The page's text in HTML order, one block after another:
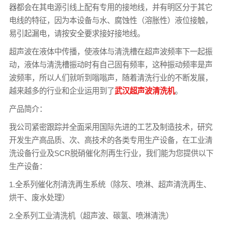
器都会在其电源引线上配有专用的接地线，并有明区分于其它
电线的特征，因为本设备与水、腐蚀性（溶胀性）液位接触，
易引起漏电，请按安全要求接好接地线。
超声波在液体中传播，使液体与清洗槽在超声波频率下一起振
动，液体与清洗槽振动时有自己固有频率，这种振动频率是声
波频率，所以人们就听到嗡嗡声，随着清洗行业的不断发展，
越来越多的行业和企业运用到了武汉超声波清洗机。
产品简介：
我公司紧密跟踪并全面采用国际先进的工艺及制造技术，研究
开发生产高品质、次、高技术的各类专用生产设备，在工业清
洗设备行业及SCR脱硝催化剂再生行业，我们能为您提供以下
生产设备：
1.全系列催化剂清洗再生系统（除灰、喷淋、超声清洗再生、
烘干、废水处理）
2.全系列工业清洗机（超声波、碳氢、喷淋清洗）